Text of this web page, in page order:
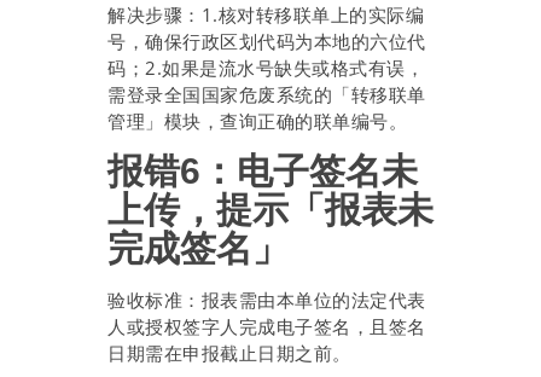
解决步骤：1.核对转移联单上的实际编
号，确保行政区划代码为本地的六位代
码；2.如果是流水号缺失或格式有误，
需登录全国国家危废系统的「转移联单
管理」模块，查询正确的联单编号。
报错6：电子签名未
上传，提示「报表未
完成签名」
验收标准：报表需由本单位的法定代表
人或授权签字人完成电子签名，且签名
日期需在申报截止日期之前。